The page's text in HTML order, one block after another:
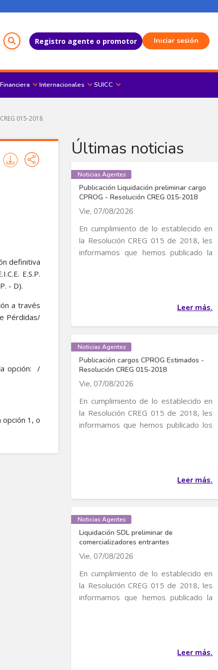
Registro agente o promotor Iniciar sesión
Internacionales SUICC
015-2018
definitiva
E.S.P.
- D).
a través
Pérdidas/
opción: /
1, o
Últimas noticias
Noticias Agentes
Publicación Liquidación preliminar cargo
CPROG - Resolución CREG 015-2018
Vie, 07/08/2026
En cumplimiento de lo establecido en
la Resolución CREG 015 de 2018, les
informamos que hemos publicado la
Leer más.
Noticias Agentes
Publicación cargos CPROG Estimados -
Resolución CREG 015-2018
Vie, 07/08/2026
En cumplimiento de lo establecido en
la Resolución CREG 015 de 2018, les
informamos que hemos publicado los
Leer más.
Noticias Agentes
Liquidación SDL preliminar de
comercializadores entrantes
Vie, 07/08/2026
En cumplimiento de lo establecido en
la Resolución CREG 015 de 2018, les
informamos que hemos publicado la
Leer más.